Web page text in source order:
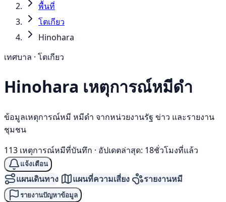
พื้นที่
โตเกียว
Hinohara
เทศบาล · โตเกียว
Hinohara เหตุการณ์หมีดำ
ข้อมูลเหตุการณ์หมี หมีดำ จากหน่วยงานรัฐ ข่าว และรายงาน
ชุมชน
113 เหตุการณ์หมีที่บันทึก · อัปเดตล่าสุด: 18ชั่วโมงที่แล้ว
แจ้งเตือน
แผนเดินทาง แผนที่ความเสี่ยง รายงานหมี
รายงานปัญหาข้อมูล